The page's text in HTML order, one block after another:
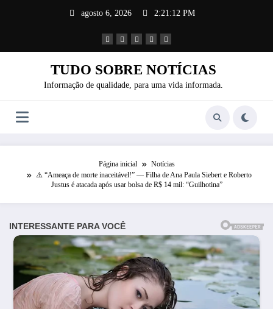
agosto 6, 2026 2:21:14 PM
TUDO SOBRE NOTÍCIAS
Informação de qualidade, para uma vida informada.
Página inicial
Notícias
⚠️ “Ameaça de morte inaceitável!” — Filha de Ana Paula Siebert e Roberto
Justus é atacada após usar bolsa de R$ 14 mil: “Guilhotina”